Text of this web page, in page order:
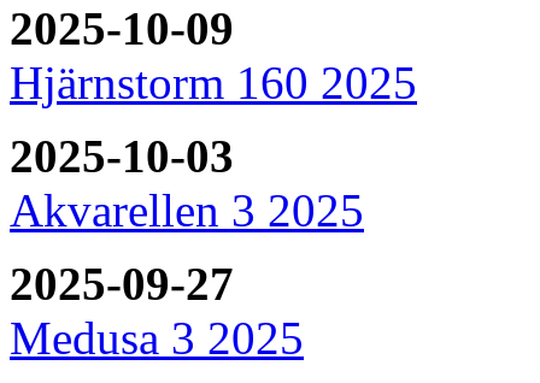
2025-10-09
Hjärnstorm 160 2025
2025-10-03
Akvarellen 3 2025
2025-09-27
Medusa 3 2025